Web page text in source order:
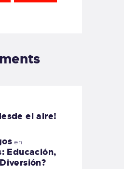
el aire!
en
Educación,